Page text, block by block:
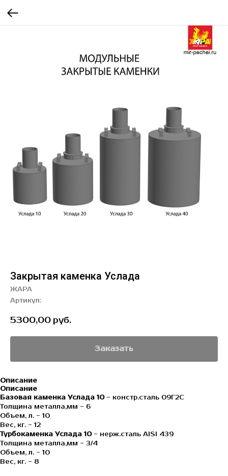
Закрытая каменка Услада
ЖАРА
Артикул:
5300,00 руб.
Заказать
Описание
Описание
Базовая каменка Услада 10- констр.сталь 09Г2С
Толщина металла,мм - 6
Объем, л. - 10
Вес, кг. - 12
Турбокаменка Услада 10- нерж.сталь AISI 439
Толщина металла,мм - 3/4
Объем, л. - 10
Вес, кг. - 8